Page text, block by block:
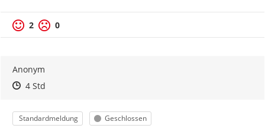
2 0
Anonym
Zeitpunkt des Erstellens
Zeitpunkt des Erstellens
4 StdZur Äußerung
Kategorie
Standardmeldung Status
Geschlossen